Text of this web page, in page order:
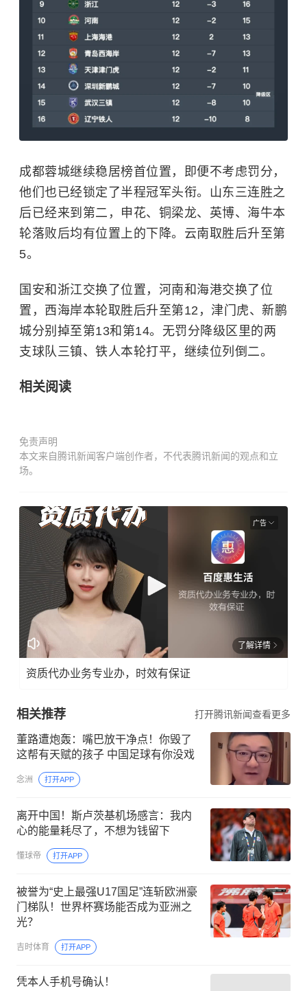
成都蓉城继续稳居榜首位置，即便不考虑罚分，
他们也已经锁定了半程冠军头衔。山东三连胜之
后已经来到第二，申花、铜梁龙、英博、海牛本
轮落败后均有位置上的下降。云南取胜后升至第
5。
国安和浙江交换了位置，河南和海港交换了位
置，西海岸本轮取胜后升至第12，津门虎、新鹏
城分别掉至第13和第14。无罚分降级区里的两
支球队三镇、铁人本轮打平，继续位列倒二。
相关阅读
免责声明
本文来自腾讯新闻客户端创作者，不代表腾讯新闻的观点和立
场。
广告
了解详情
资质代办业务专业办，时效有保证
相关推荐 打开腾讯新闻查看更多
董路遭炮轰：嘴巴放干净点！你毁了
这帮有天赋的孩子 中国足球有你没戏
念洲 打开APP
离开中国！斯卢茨基机场感言：我内
心的能量耗尽了，不想为钱留下
懂球帝 打开APP
被誉为“史上最强U17国足”连斩欧洲豪
门梯队！世界杯赛场能否成为亚洲之
光？
吉时体育 打开APP
凭本人手机号确认！